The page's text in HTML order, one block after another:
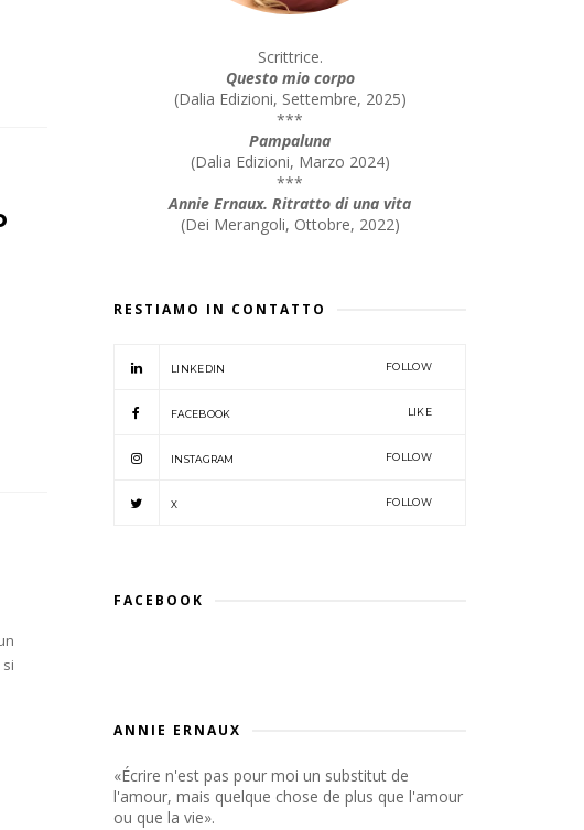
Scrittrice.
Questo mio corpo
(Dalia Edizioni, Settembre, 2025)
***
Pampaluna
(Dalia Edizioni, Marzo 2024)
***
Annie Ernaux. Ritratto di una vita
(Dei Merangoli, Ottobre, 2022)
RESTIAMO IN CONTATTO
LINKEDIN FOLLOW
FACEBOOK LIKE
INSTAGRAM FOLLOW
X FOLLOW
FACEBOOK
ANNIE ERNAUX
«Écrire n'est pas pour moi un substitut de
l'amour, mais quelque chose de plus que l'amour
ou que la vie».